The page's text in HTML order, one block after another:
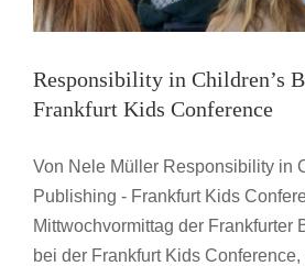
Responsibility in Children’s
Frankfurt Kids Conference
Von Nele Müller Responsibility in
Publishing - Frankfurt Kids
Mittwochvormittag der Frankfurter
bei der Frankfurt Kids